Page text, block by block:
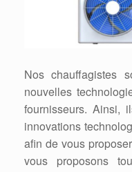
Nos chauffagistes
nouvelles
fournisseurs. Ainsi,
innovations
afin de vous
vous proposons